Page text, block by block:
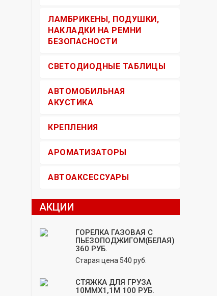
ЛАМБРИКЕНЫ, ПОДУШКИ,
НАКЛАДКИ НА РЕМНИ
БЕЗОПАСНОСТИ
СВЕТОДИОДНЫЕ ТАБЛИЦЫ
АВТОМОБИЛЬНАЯ
АКУСТИКА
КРЕПЛЕНИЯ
АРОМАТИЗАТОРЫ
АВТОАКСЕССУАРЫ
АКЦИИ
ГОРЕЛКА ГАЗОВАЯ С
ПЬЕЗОПОДЖИГОМ(БЕЛАЯ)
360 РУБ.
Старая цена 540 руб.
СТЯЖКА ДЛЯ ГРУЗА
10ММХ1,1М 100 РУБ.